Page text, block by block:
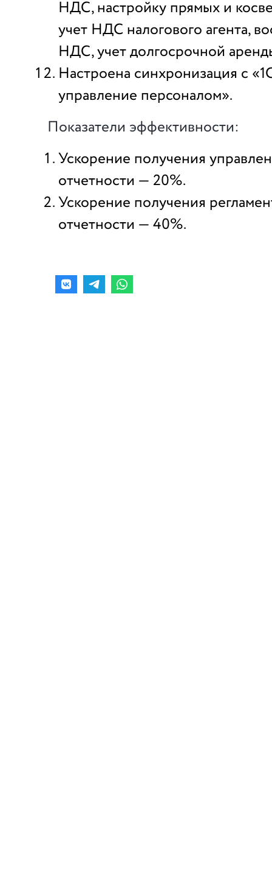
НДС, настройку прямых и
учет НДС налогового агента,
НДС, учет долгосрочной
Настроена синхронизация с
управление персоналом».
Показатели эффективности:
Ускорение получения
отчетности — 20%.
Ускорение получения
отчетности — 40%.